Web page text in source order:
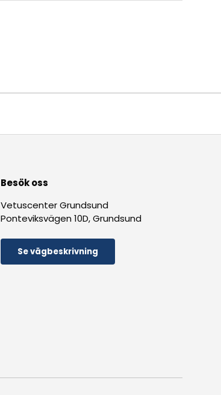
Besök oss
Vetuscenter Grundsund
Ponteviksvägen 10D, Grundsund
Se vägbeskrivning